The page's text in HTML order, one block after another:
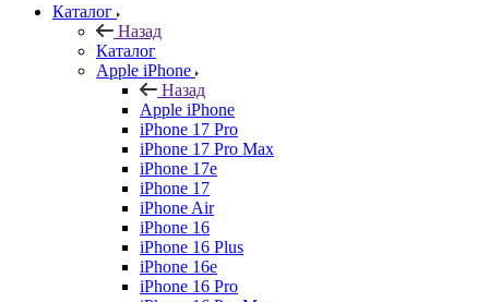
Каталог
Назад
Каталог
Apple iPhone
Назад
Apple iPhone
iPhone 17 Pro
iPhone 17 Pro Max
iPhone 17e
iPhone 17
iPhone Air
iPhone 16
iPhone 16 Plus
iPhone 16e
iPhone 16 Pro